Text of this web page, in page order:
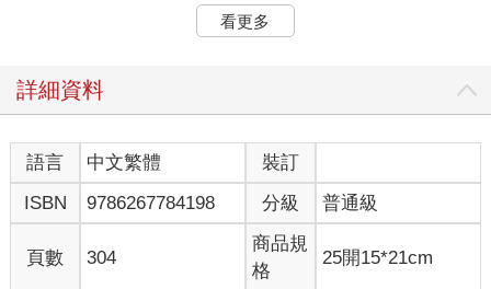
處於戒嚴狀態，而到了高年級時，更是直接面臨到真正的緊急戒
嚴狀態，所以我的大學生活可說是始於戒嚴、也以戒嚴結束。十
不起訴處分收場，但在全體國民的努力之下，最終才能走到起訴
戒嚴的消息時，我都只覺得是落後國家的不幸新聞。一直以來我
抱著這樣的自豪感生活，然而如今戒嚴的消息卻不是在過去、不
是別的國家，而是現在、就在這個國家真實上演。就我個人而
言，學生時代在戒嚴中度過，初任職教授時，深信軍事政權已然
終結，沒想到居然在退休之際再次遭遇戒嚴事態。我的學生與教
授歲月的最後一刻，絕不能以戒嚴時代的回歸作為結束。當政權
看更多
詳細資料
語言 中文繁體
裝訂
ISBN
9786267784198 分級 普通級
頁數 304
商品規
格
25開15*21cm